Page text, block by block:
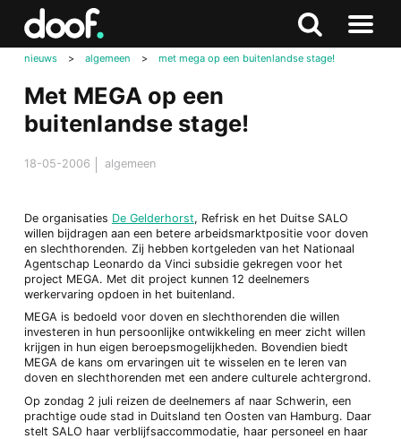
Zoeken
Naar
nieuws > algemeen > met mega op een buitenlandse stage!
Met MEGA op een
buitenlandse stage!
18-05-2006 algemeen
De organisaties De Gelderhorst, Refrisk en het Duitse SALO
willen bijdragen aan een betere arbeidsmarktpositie voor doven
en slechthorenden. Zij hebben kortgeleden van het Nationaal
Agentschap Leonardo da Vinci subsidie gekregen voor het
project MEGA. Met dit project kunnen 12 deelnemers
werkervaring opdoen in het buitenland.
MEGA is bedoeld voor doven en slechthorenden die willen
investeren in hun persoonlijke ontwikkeling en meer zicht willen
krijgen in hun eigen beroepsmogelijkheden. Bovendien biedt
MEGA de kans om ervaringen uit te wisselen en te leren van
doven en slechthorenden met een andere culturele achtergrond.
Op zondag 2 juli reizen de deelnemers af naar Schwerin, een
prachtige oude stad in Duitsland ten Oosten van Hamburg. Daar
stelt SALO haar verblijfsaccommodatie, haar personeel en haar
Doof.nl
Zoeken